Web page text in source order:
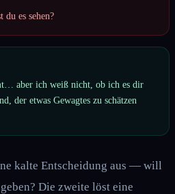
es sehen?
aber ich weiß nicht, ob ich es dir
der etwas Gewagtes zu schätzen
kalte Entscheidung aus — will
Die zweite löst eine